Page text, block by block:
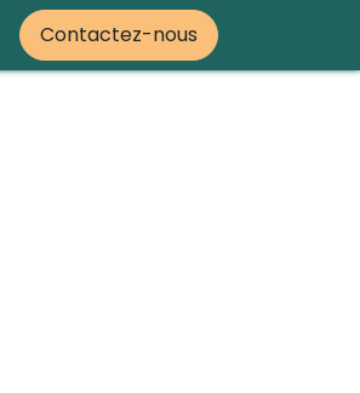
Contactez-nous